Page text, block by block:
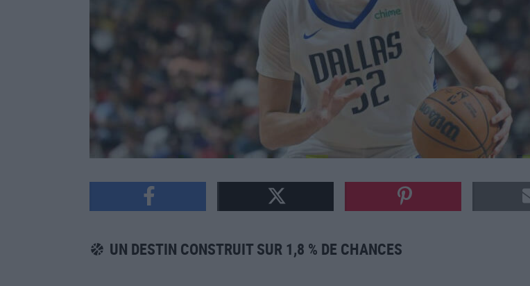
UN DESTIN CONSTRUIT SUR 1,8 % DE CHANCES